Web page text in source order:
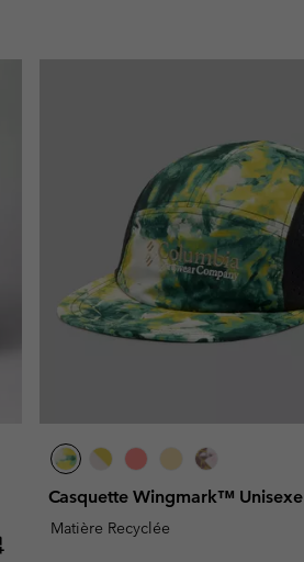
Casquette Wingmark™ Unisexe
Matière Recyclée